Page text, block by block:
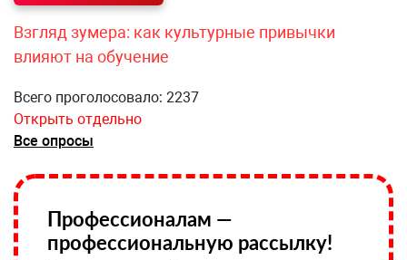
Взгляд зумера: как культурные привычки
влияют на обучение
Всего проголосовало: 2237
Открыть отдельно
Все опросы
Профессионалам —
профессиональную рассылку!